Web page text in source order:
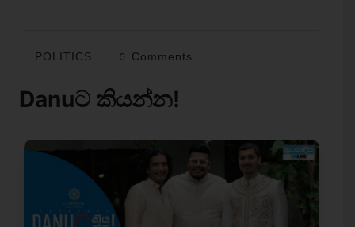
POLITICS 0 Comments